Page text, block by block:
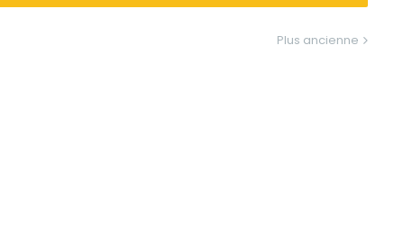
Plus ancienne